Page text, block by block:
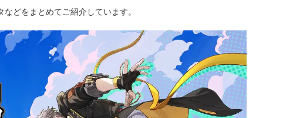
どをまとめてご紹介しています。